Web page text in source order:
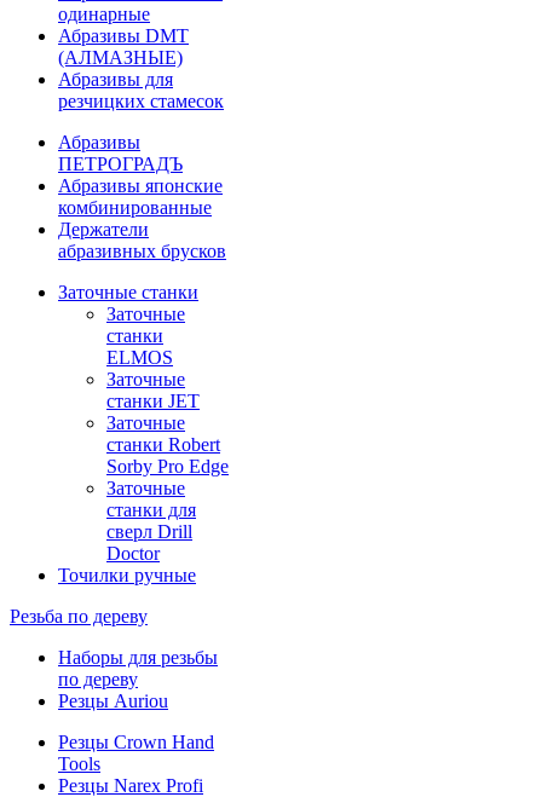
одинарные
Абразивы DMT
(АЛМАЗНЫЕ)
Абразивы для
резчицких стамесок
Абразивы
ПЕТРОГРАДЪ
Абразивы японские
комбинированные
Держатели
абразивных брусков
Заточные станки
Заточные
станки
ELMOS
Заточные
станки JET
Заточные
станки Robert
Sorby Pro Edge
Заточные
станки для
сверл Drill
Doctor
Точилки ручные
Резьба по дереву
Наборы для резьбы
по дереву
Резцы Auriou
Резцы Crown Hand
Tools
Резцы Narex Profi